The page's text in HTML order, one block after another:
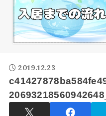
2019.12.23